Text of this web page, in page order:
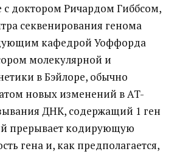
с доктором Ричардом Гиббсом,
секвенирования генома
кафедрой Уоффорда
молекулярной и
в Бэйлоре, обычно
новых изменений в AT-
ДНК, содержащий 1 ген
прерывает кодирующую
гена и, как предполагается,